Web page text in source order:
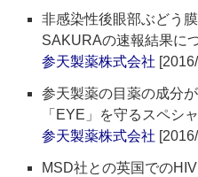
非感染性後眼部ぶどう
SAKURAの速報結果に
参天製薬株式会社
参天製薬の目薬の成分
「EYE」を守るスペシ
参天製薬株式会社
MSD社との英国での